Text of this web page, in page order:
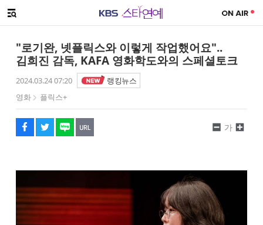
메뉴 열기
"로기완, 넷플릭스와 이렇게 작업했어요"..
김희진 감독, KAFA 영화학도와의 스페셜토크
2024.03.24 07:20
랭킹뉴스
영화
플릭스+
페이스북
트위터
네이버
URL복사
글씨 작게보기
가
글씨 크게보기
해시태그